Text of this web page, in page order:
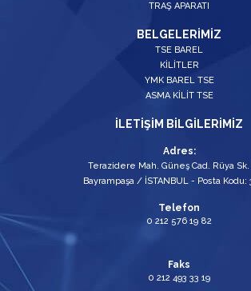
TRAŞ APARATI
BELGELERİMİZ
TSE BAREL
KİLİTLER
YMK BAREL TSE
ASMA KİLİT TSE
İLETİŞİM BİLGİLERİMİZ
Adres:
Terazidere Mah. Güneş Cad. Rüya Sk.
Bayrampaşa / İSTANBUL - Posta Kodu:
Telefon
0 212 576 19 82
Faks
0 212 493 33 19